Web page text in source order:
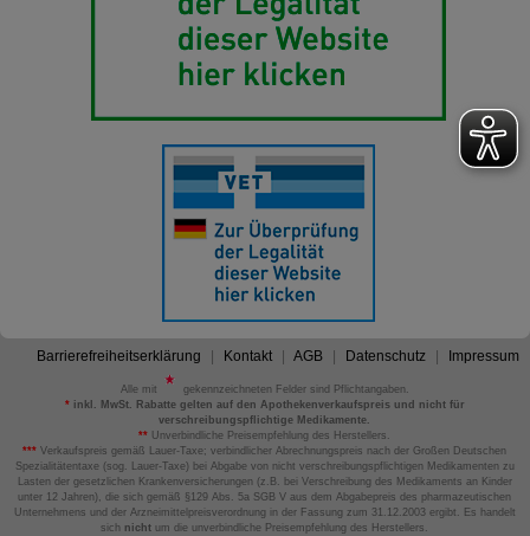
Barrierefreiheitserklärung Kontakt AGB Datenschutz Impressum
Alle mit
gekennzeichneten Felder sind Pflichtangaben.
*inkl. MwSt. Rabatte gelten auf den Apothekenverkaufspreis und nicht für
verschreibungspflichtige Medikamente.
** Unverbindliche Preisempfehlung des Herstellers.
*** Verkaufspreis gemäß Lauer-Taxe; verbindlicher Abrechnungspreis nach der Großen Deutschen
Spezialitätentaxe (sog. Lauer-Taxe) bei Abgabe von nicht verschreibungspflichtigen Medikamenten zu
Lasten der gesetzlichen Krankenversicherungen (z.B. bei Verschreibung des Medikaments an Kinder
unter 12 Jahren), die sich gemäß §129 Abs. 5a SGB V aus dem Abgabepreis des pharmazeutischen
Unternehmens und der Arzneimittelpreisverordnung in der Fassung zum 31.12.2003 ergibt. Es handelt
sich nicht um die unverbindliche Preisempfehlung des Herstellers.